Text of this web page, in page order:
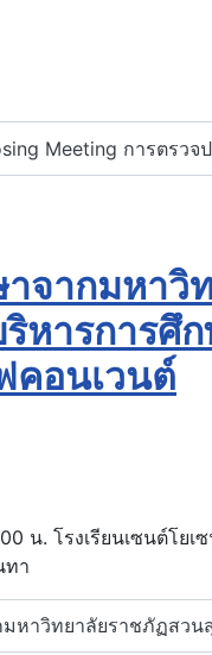
Meeting การตรวจ
จากมหาวิ
หารการ
คอนเวนต์
น. โรงเรียนเซนต์โย
ทา
หาวิทยาลัยราชภัฏสวน